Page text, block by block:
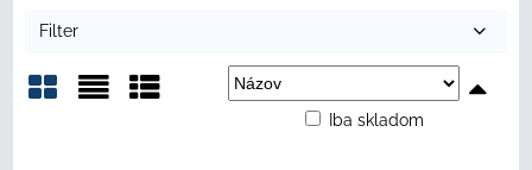
Filter
Iba skladom